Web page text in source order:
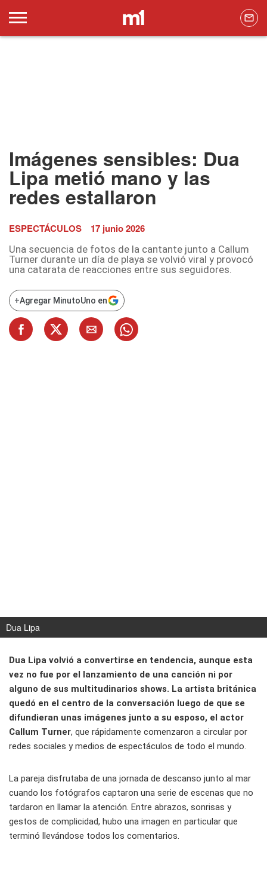
Imágenes sensibles: Dua
Lipa metió mano y las
redes estallaron
ESPECTÁCULOS 17 junio 2026
Una secuencia de fotos de la cantante junto a Callum
Turner durante un día de playa se volvió viral y provocó
una catarata de reacciones entre sus seguidores.
+Agregar MinutoUno en
Dua Lipa
Dua Lipa volvió a convertirse en tendencia, aunque esta
vez no fue por el lanzamiento de una canción ni por
alguno de sus multitudinarios shows. La artista británica
quedó en el centro de la conversación luego de que se
difundieran unas imágenes junto a su esposo, el actor
Callum Turner, que rápidamente comenzaron a circular por
redes sociales y medios de espectáculos de todo el mundo.
La pareja disfrutaba de una jornada de descanso junto al mar
cuando los fotógrafos captaron una serie de escenas que no
tardaron en llamar la atención. Entre abrazos, sonrisas y
gestos de complicidad, hubo una imagen en particular que
terminó llevándose todos los comentarios.